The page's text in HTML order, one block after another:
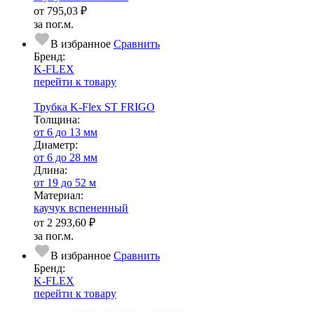
от 795,03 ₽
за пог.м.
В избранное Сравнить
Бренд:
K-FLEX
перейти к товару
Трубка K-Flex ST FRIGO
Тол­щи­на:
от 6 до 13 мм
Диаметр:
от 6 до 28 мм
Длина:
от 19 до 52 м
Ма­­те­­ри­­ал:
каучук вспененный
от 2 293,60 ₽
за пог.м.
В избранное Сравнить
Бренд:
K-FLEX
перейти к товару